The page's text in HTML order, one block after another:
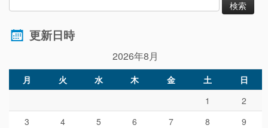
更新日時
2026年8月
月 火 水 木 金 土 日
1
2
3
4 5 6 7 8
9